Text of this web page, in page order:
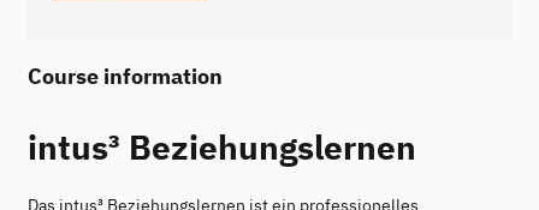
Course information
intus³ Beziehungslernen